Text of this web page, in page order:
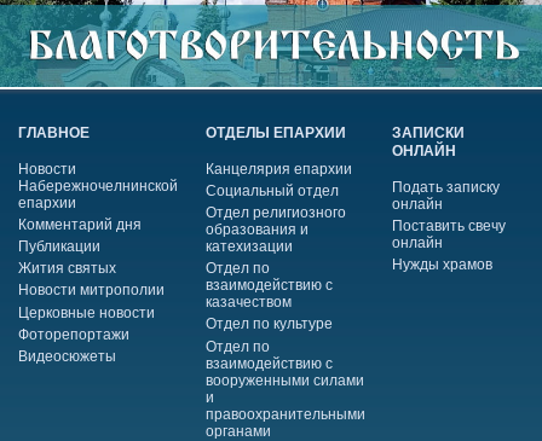
ГЛАВНОЕ
Новости
Набережночелнинской
епархии
Комментарий дня
Публикации
Жития святых
Новости митрополии
Церковные новости
Фоторепортажи
Видеосюжеты
ОТДЕЛЫ ЕПАРХИИ
Канцелярия епархии
Социальный отдел
Отдел религиозного
образования и
катехизации
Отдел по
взаимодействию с
казачеством
Отдел по культуре
Отдел по
взаимодействию с
вооруженными силами
и
правоохранительными
органами
ЗАПИСКИ
ОНЛАЙН
Подать записку
онлайн
Поставить свечу
онлайн
Нужды храмов